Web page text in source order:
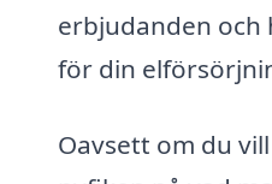
erbjudanden och
för din
Oavsett om du